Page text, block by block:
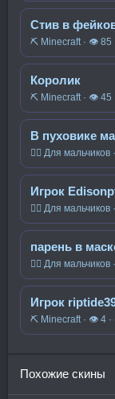
Стив в
⛏️ Minecraft · 👁 85
Королик
⛏️ Minecraft · 👁 45
В пуховике
🧍‍♂️ Для мальчиков
Игрок
🧍‍♂️ Для мальчиков
парень в
🧍‍♂️ Для мальчиков
Игрок
⛏️ Minecraft · 👁 4 ·
Похожие скины